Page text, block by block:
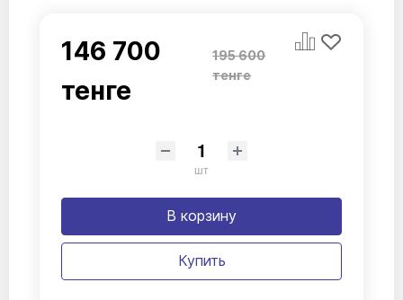
146 700
тенге
195 600
тенге
шт
В корзину
Купить